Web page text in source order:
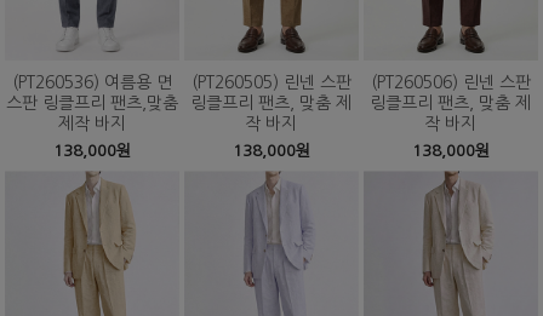
(PT260536) 여름용 면
스판 링클프리 팬츠,맞춤
제작 바지
138,000원
(PT260505) 린넨 스판
링클프리 팬츠, 맞춤 제
작 바지
138,000원
(PT260506) 린넨 스판
링클프리 팬츠, 맞춤 제
작 바지
138,000원